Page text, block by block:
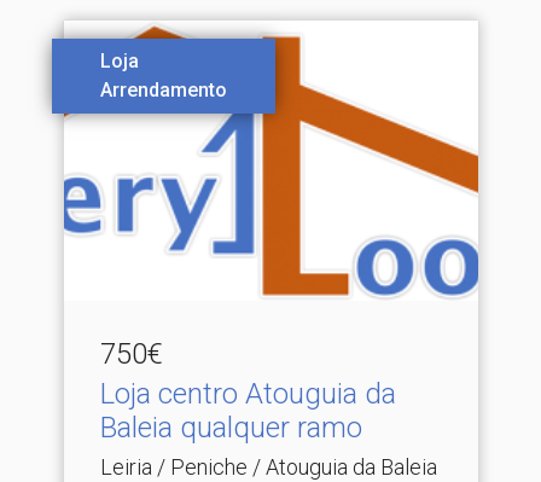
Loja
Arrendamento
750€
Loja centro Atouguia da
Baleia qualquer ramo
Leiria / Peniche / Atouguia da Baleia